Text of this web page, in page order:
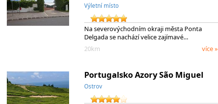
Výletní místo
Na severovýchodním okraji města Ponta
Delgada se nachází velice zajímavé…
20km
více »
Portugalsko Azory São Miguel
Ostrov